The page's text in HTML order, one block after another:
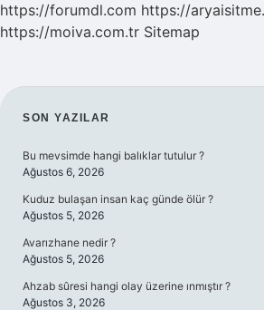
https://forumdl.com https://
https://moiva.com.tr Sitemap
SIDEBAR
SON YAZILAR
Bu mevsimde hangi balıklar tutulur ?
Ağustos 6, 2026
Kuduz bulaşan insan kaç günde ölür ?
Ağustos 5, 2026
Avarızhane nedir ?
Ağustos 5, 2026
Ahzab sûresi hangi olay üzerine ınmıştır ?
Ağustos 3, 2026